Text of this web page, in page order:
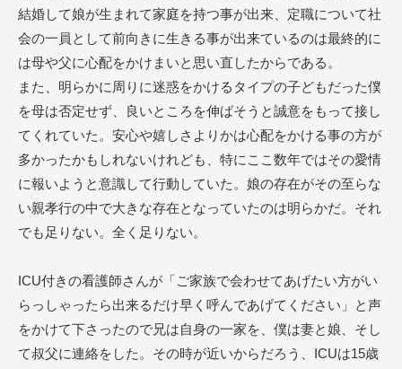
結婚して娘が生まれて家庭を持つ事が出来、定職について社
会の一員として前向きに生きる事が出来ているのは最終的に
は母や父に心配をかけまいと思い直したからである。
また、明らかに周りに迷惑をかけるタイプの子どもだった僕
を母は否定せず、良いところを伸ばそうと誠意をもって接し
てくれていた。安心や嬉しさよりかは心配をかける事の方が
多かったかもしれないけれども、特にここ数年ではその愛情
に報いようと意識して行動していた。娘の存在がその至らな
い親孝行の中で大きな存在となっていたのは明らかだ。それ
でも足りない。全く足りない。
ICU付きの看護師さんが「ご家族で会わせてあげたい方がい
らっしゃったら出来るだけ早く呼んであげてください」と声
をかけて下さったので兄は自身の一家を、僕は妻と娘、そし
て叔父に連絡をした。その時が近いからだろう、ICUは15歳